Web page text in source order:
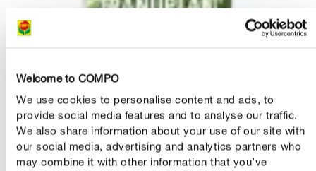
Welcome to COMPO
We use cookies to personalise content and ads, to
provide social media features and to analyse our traffic.
We also share information about your use of our site with
our social media, advertising and analytics partners who
may combine it with other information that you’ve